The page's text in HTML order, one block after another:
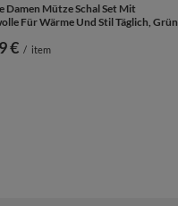
Damen Mütze Schal Set Mit
Für Wärme Und Stil Täglich, Grün
€ / item